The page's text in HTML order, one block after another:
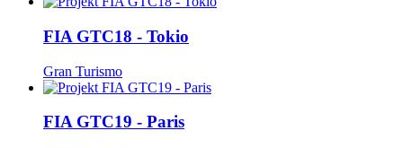
FIA GTC18 - Tokio
Gran Turismo
FIA GTC19 - Paris